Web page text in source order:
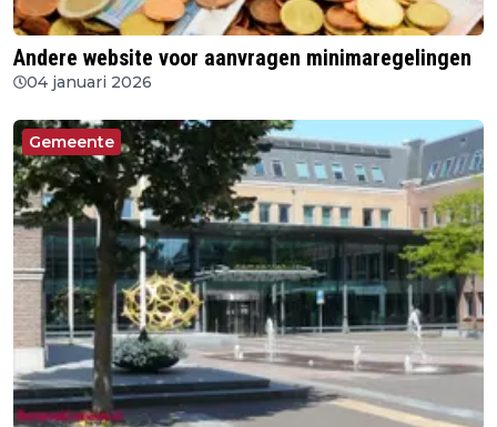
Andere website voor aanvragen minimaregelingen
04 januari 2026
Gemeente